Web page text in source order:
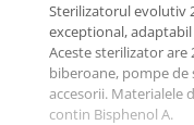
Sterilizatorul evolutiv
exceptional,
Aceste sterilizator
biberoane, pompe
accesorii. Materialele
contin Bisphenol A.